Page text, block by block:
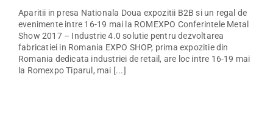
Aparitii in presa Nationala Doua expozitii B2B si un regal de
evenimente intre 16-19 mai la ROMEXPO Conferintele Metal
Show 2017 – Industrie 4.0 solutie pentru dezvoltarea
fabricatiei in Romania EXPO SHOP, prima expozitie din
Romania dedicata industriei de retail, are loc intre 16-19 mai
la Romexpo Tiparul, mai [...]